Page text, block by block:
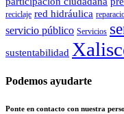
reciclaje red hidráulica
servicio público Servicios
sustentabilidad
Podemos ayudarte
Ponte en contacto con nuestra